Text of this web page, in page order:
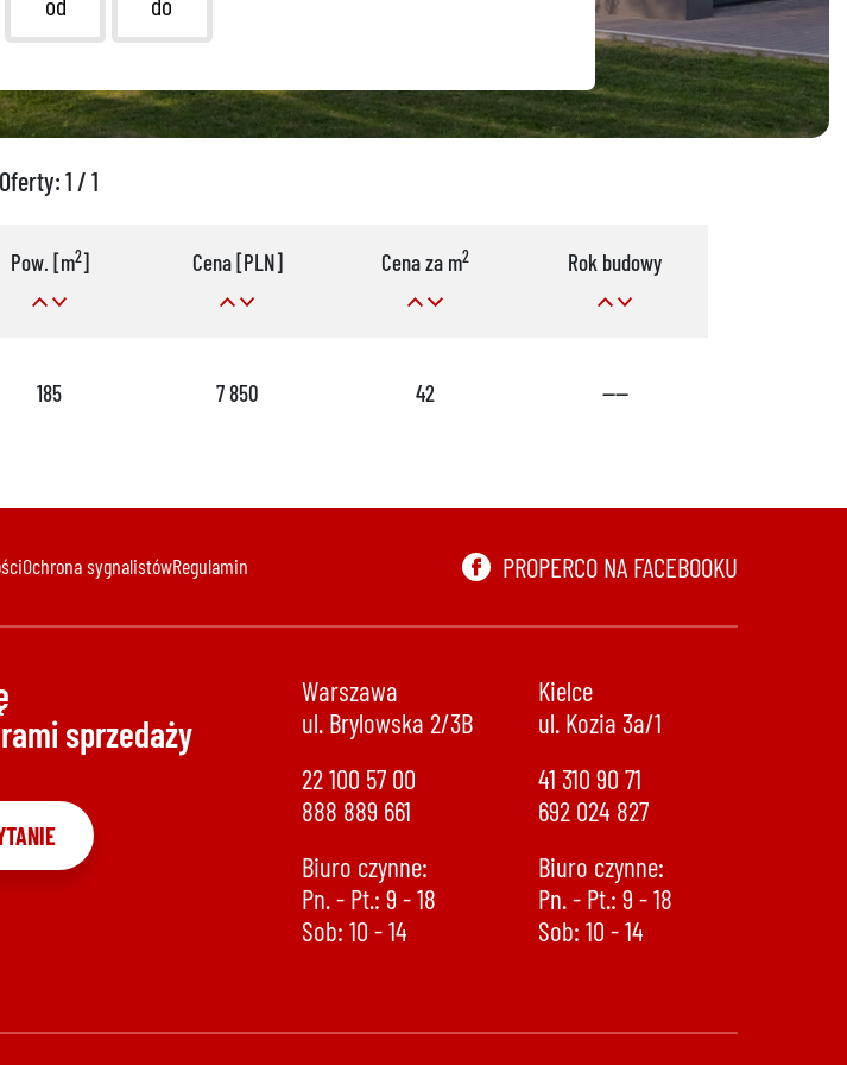
Oferty: 1 / 1
Pow. [m2] Cena [PLN] Cena za m2 Rok budowy
185 7 850 42 ----
Ochrona sygnalistówRegulamin PROPERCO NA FACEBOOKU
sprzedaży
Warszawa
ul. Brylowska 2/3B
22 100 57 00
888 889 661
Biuro czynne:
Pn. - Pt.: 9 - 18
Sob: 10 - 14
Kielce
ul. Kozia 3a/1
41 310 90 71
692 024 827
Biuro czynne:
Pn. - Pt.: 9 - 18
Sob: 10 - 14888 889 661